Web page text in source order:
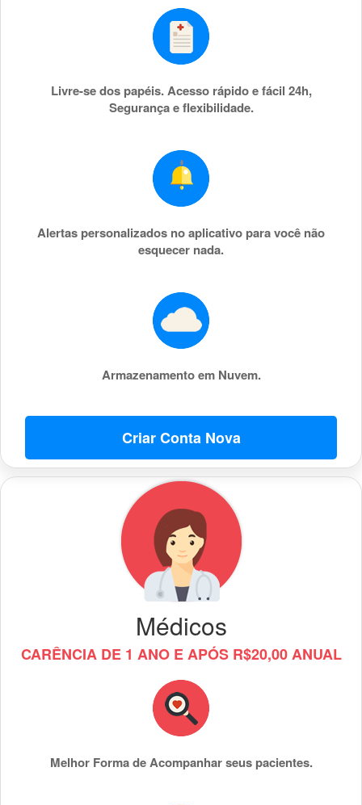
Livre-se dos papéis. Acesso rápido e fácil 24h,
Segurança e flexibilidade.
Alertas personalizados no aplicativo para você não
esquecer nada.
Armazenamento em Nuvem.
Criar Conta Nova
Médicos
CARÊNCIA DE 1 ANO E APÓS R$20,00 ANUAL
Melhor Forma de Acompanhar seus pacientes.